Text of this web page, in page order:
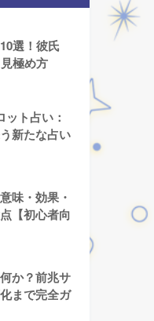
選！彼氏
極め方
ト占い：
新たな占い
味・効果・
【初心者向
か？前兆サ
まで完全ガ